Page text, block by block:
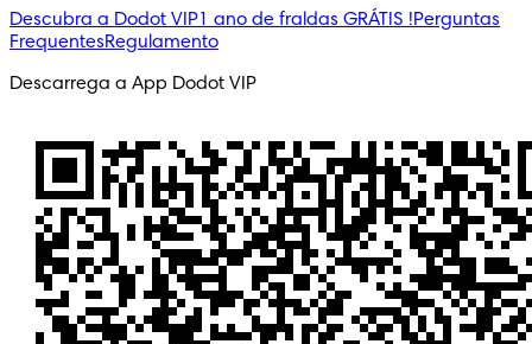
Descubra a Dodot VIP1 ano de fraldas GRÁTIS !Perguntas
FrequentesRegulamento
Descarrega a App Dodot VIP